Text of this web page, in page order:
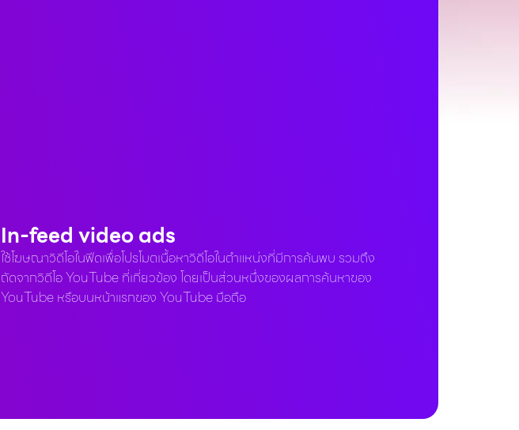
In-feed video ads
ใช้โฆษณาวิดีโอในฟีดเพื่อโปรโมตเนื้อหาวิดีโอในตำแหน่งที่มีการค้นพบ รวมถึง
ถัดจากวิดีโอ YouTube ที่เกี่ยวข้อง โดยเป็นส่วนหนึ่งของผลการค้นหาของ
YouTube หรือบนหน้าแรกของ YouTube มือถือ